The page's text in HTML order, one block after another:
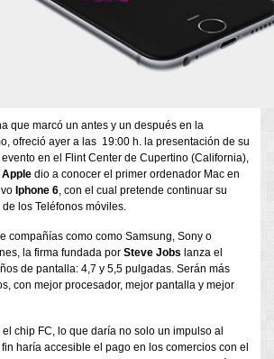
que marcó un antes y un después en la
ofreció ayer a las 19:00 h. la presentación de su
en el Flint Center de Cupertino (California),
Apple dio a conocer el primer ordenador Mac en
Iphone 6, con el cual pretende continuar su
los Teléfonos móviles.
compañías como como Samsung, Sony o
la firma fundada por Steve Jobs lanza el
de pantalla: 4,7 y 5,5 pulgadas. Serán más
con mejor procesador, mejor pantalla y mejor
chip FC, lo que daría no solo un impulso al
haría accesible el pago en los comercios con el